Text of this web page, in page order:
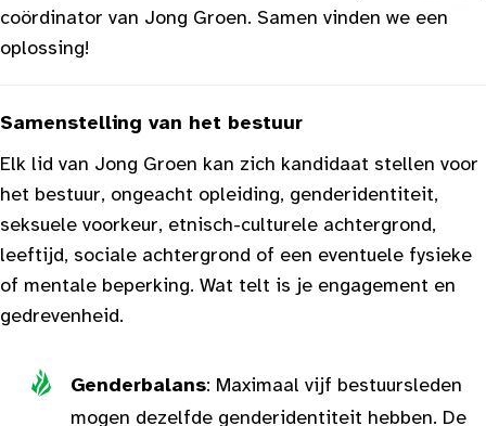
coördinator van Jong Groen. Samen vinden we een
oplossing!
Samenstelling van het bestuur
Elk lid van Jong Groen kan zich kandidaat stellen voor
het bestuur, ongeacht opleiding, genderidentiteit,
seksuele voorkeur, etnisch-culturele achtergrond,
leeftijd, sociale achtergrond of een eventuele fysieke
of mentale beperking. Wat telt is je engagement en
gedrevenheid.
Genderbalans: Maximaal vijf bestuursleden
mogen dezelfde genderidentiteit hebben. De